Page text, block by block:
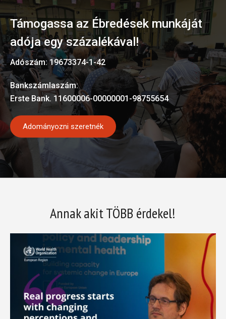
Támogassa az Ébredések munkáját
adója egy százalékával!
Adószám: 19673374-1-42
Bankszámlaszám:
Erste Bank. 11600006-00000001-98755654
Adományozni szeretnék
Annak akit TÖBB érdekel!